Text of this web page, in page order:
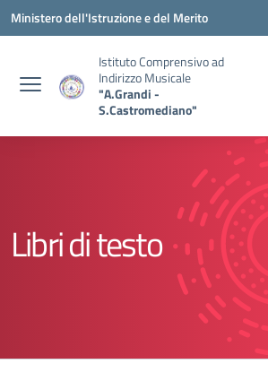
Vai ai contenuti
Vai al menu di navigazione
Vai al footer
Ministero dell'Istruzione e del Merito
Istituto Comprensivo ad
Indirizzo Musicale
"A.Grandi -
S.Castromediano"
Libri di testo